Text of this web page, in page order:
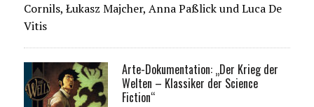
Cornils, Łukasz Majcher, Anna Paßlick und Luca De
Vitis
Arte-Dokumentation: „Der Krieg der
Welten – Klassiker der Science
Fiction“